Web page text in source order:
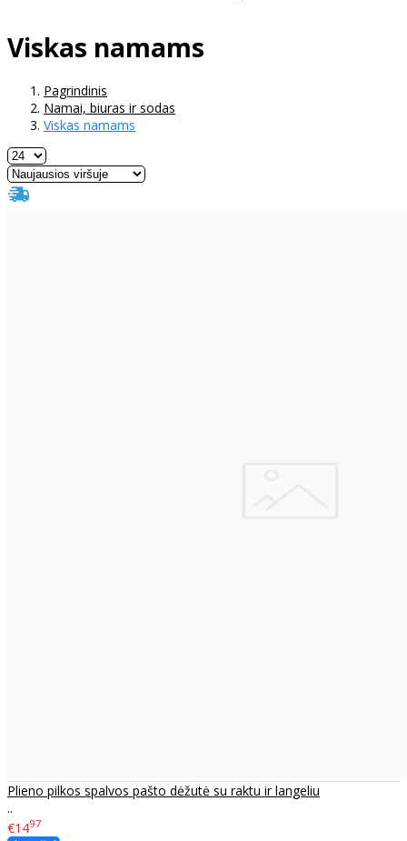
Viskas namams
Pagrindinis
Namai, biuras ir sodas
Viskas namams
Plieno pilkos spalvos pašto dėžutė su raktu ir langeliu
..
€1497